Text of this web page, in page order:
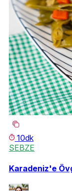
10dk
SEBZE
Karadeniz'e